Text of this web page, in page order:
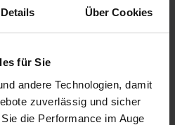
Details Über Cookies
für Sie
andere Technologien, damit
zuverlässig und sicher
die Performance im Auge
Erfahrungen auf dem
Top-Rabatt erhalten und